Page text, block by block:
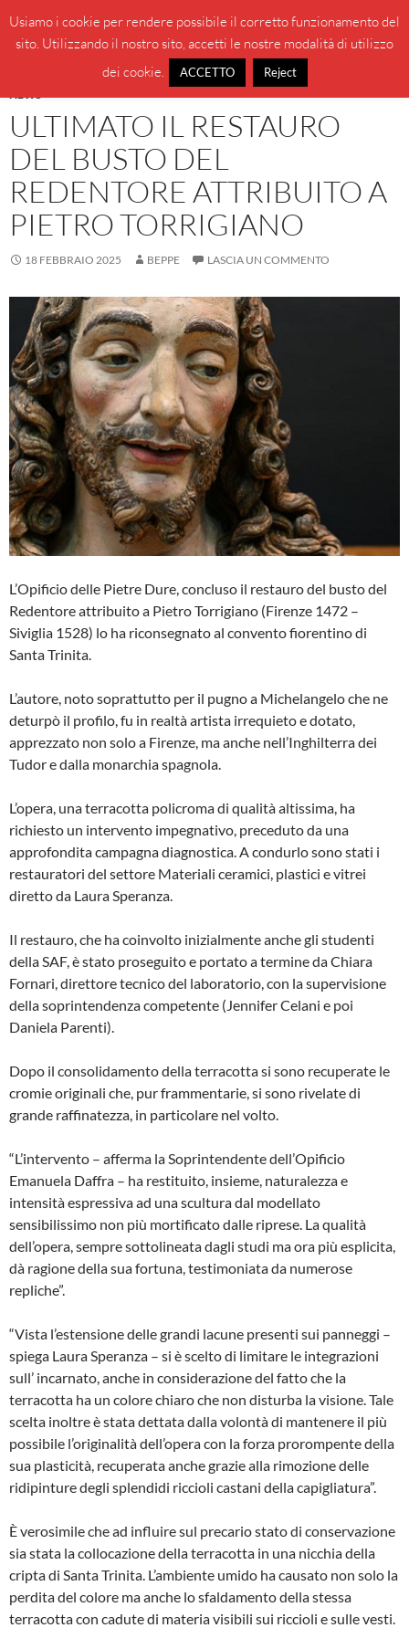
contenuto
BeppeBlog
MENU
NEWS
ULTIMATO IL RESTAURO
DEL BUSTO DEL
REDENTORE ATTRIBUITO A
PIETRO TORRIGIANO
18 FEBBRAIO 2025 BEPPE LASCIA UN COMMENTO
L’Opificio delle Pietre Dure, concluso il restauro del busto del
Redentore attribuito a Pietro Torrigiano (Firenze 1472 –
Siviglia 1528) lo ha riconsegnato al convento fiorentino di
Santa Trinita.
L’autore, noto soprattutto per il pugno a Michelangelo che ne
deturpò il profilo, fu in realtà artista irrequieto e dotato,
apprezzato non solo a Firenze, ma anche nell’Inghilterra dei
Tudor e dalla monarchia spagnola.
L’opera, una terracotta policroma di qualità altissima, ha
richiesto un intervento impegnativo, preceduto da una
approfondita campagna diagnostica. A condurlo sono stati i
restauratori del settore Materiali ceramici, plastici e vitrei
diretto da Laura Speranza.
Il restauro, che ha coinvolto inizialmente anche gli studenti
della SAF, è stato proseguito e portato a termine da Chiara
Fornari, direttore tecnico del laboratorio, con la supervisione
della soprintendenza competente (Jennifer Celani e poi
Daniela Parenti).
Dopo il consolidamento della terracotta si sono recuperate le
cromie originali che, pur frammentarie, si sono rivelate di
grande raffinatezza, in particolare nel volto.
“L’intervento – afferma la Soprintendente dell’Opificio
Emanuela Daffra – ha restituito, insieme, naturalezza e
intensità espressiva ad una scultura dal modellato
sensibilissimo non più mortificato dalle riprese. La qualità
dell’opera, sempre sottolineata dagli studi ma ora più esplicita,
dà ragione della sua fortuna, testimoniata da numerose
repliche”.
“Vista l’estensione delle grandi lacune presenti sui panneggi –
spiega Laura Speranza – si è scelto di limitare le integrazioni
sull’ incarnato, anche in considerazione del fatto che la
terracotta ha un colore chiaro che non disturba la visione. Tale
scelta inoltre è stata dettata dalla volontà di mantenere il più
possibile l’originalità dell’opera con la forza prorompente della
sua plasticità, recuperata anche grazie alla rimozione delle
ridipinture degli splendidi riccioli castani della capigliatura”.
È verosimile che ad influire sul precario stato di conservazione
sia stata la collocazione della terracotta in una nicchia della
cripta di Santa Trinita. L’ambiente umido ha causato non solo la
perdita del colore ma anche lo sfaldamento della stessa
terracotta con cadute di materia visibili sui riccioli e sulle vesti.
Usiamo i cookie per rendere possibile il corretto funzionamento del
sito. Utilizzando il nostro sito, accetti le nostre modalità di utilizzo
dei cookie.
ACCETTO Reject